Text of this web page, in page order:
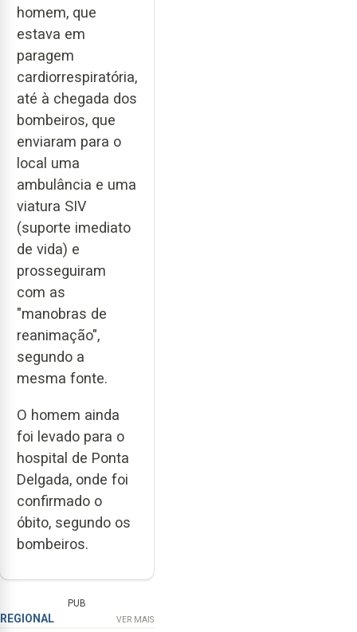
homem, que
estava em
paragem
cardiorrespiratória,
até à chegada dos
bombeiros, que
enviaram para o
local uma
ambulância e uma
viatura SIV
(suporte imediato
de vida) e
prosseguiram
com as
"manobras de
reanimação",
segundo a
mesma fonte.
O homem ainda
foi levado para o
hospital de Ponta
Delgada, onde foi
confirmado o
óbito, segundo os
bombeiros.
PUB
REGIONAL VER MAIS